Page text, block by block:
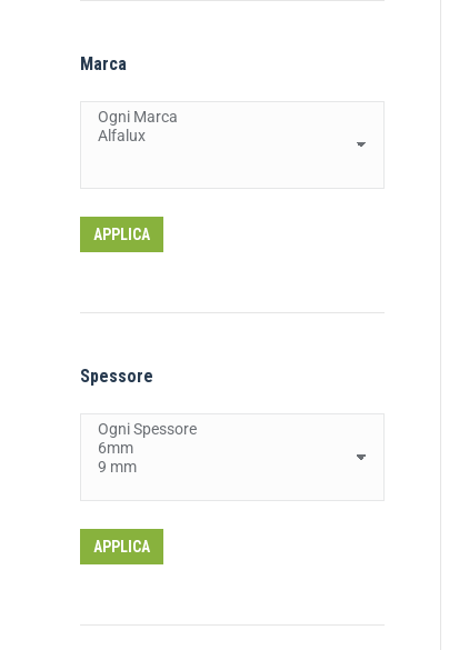
Marca
APPLICA
Spessore
APPLICA